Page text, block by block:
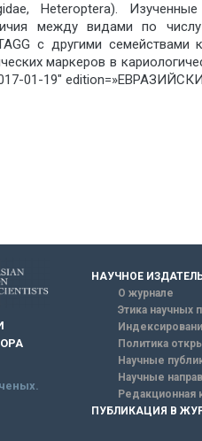
Heteroptera).
между видами по числу
с другими
маркеров в
01-19″
НАУЧНОЕ
О журнале
Этика научных
Политика
Научные
Научные
Редакционная
ПУБЛИКАЦИЯ В